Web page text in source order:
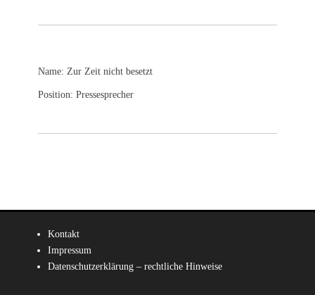
Name: Zur Zeit nicht besetzt
Position: Pressesprecher
Kontakt
Impressum
Datenschutzerklärung – rechtliche Hinweise